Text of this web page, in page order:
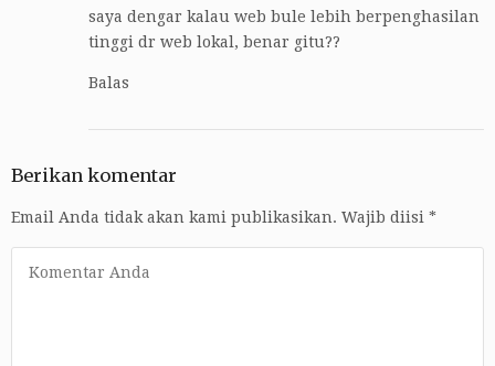
saya dengar kalau web bule lebih berpenghasilan
tinggi dr web lokal, benar gitu??
Balas
Berikan komentar
Email Anda tidak akan kami publikasikan. Wajib diisi *